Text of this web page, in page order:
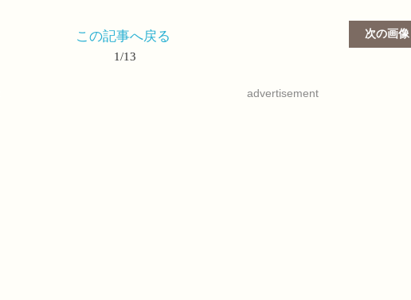
次の画像
この記事へ戻る
1/13
advertisement